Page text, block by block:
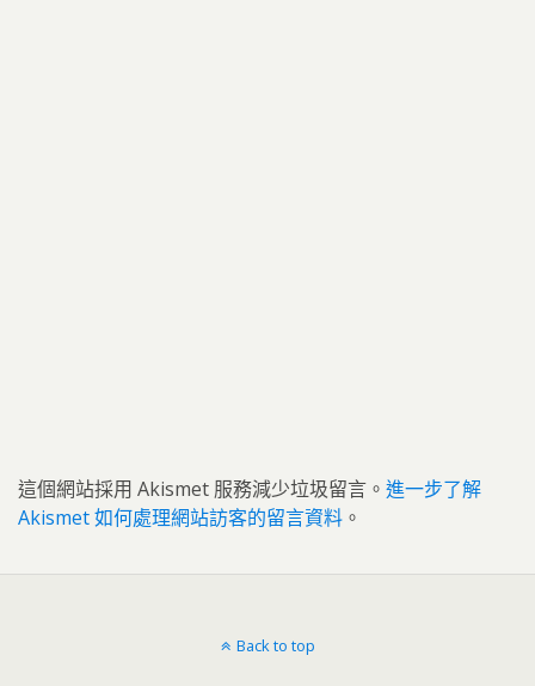
這個網站採用 Akismet 服務減少垃圾留言。 進一步了解
Akismet 如何處理網站訪客的留言資料 。
Back to top